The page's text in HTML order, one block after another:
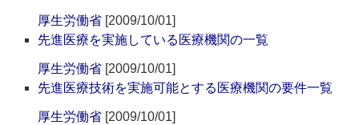
厚生労働省 [2009/10/01]
先進医療を実施している医療機関の一覧
厚生労働省 [2009/10/01]
先進医療技術を実施可能とする医療機関の要件一覧
厚生労働省 [2009/10/01]